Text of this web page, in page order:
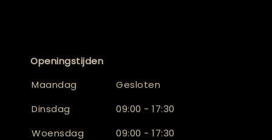
Openingstijden
Maandag
Gesloten
Dinsdag
09:00 - 17:30
Woensdag
09:00 - 17:30